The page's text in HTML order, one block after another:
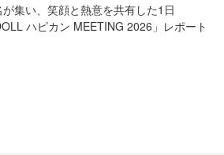
集い、笑顔と熱意を共有した1日
ハピカン MEETING 2026」レポート